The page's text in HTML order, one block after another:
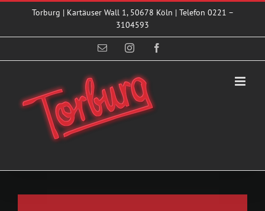
Zum
Torburg | Kartäuser Wall 1, 50678 Köln | Telefon 0221 –
3104593
E-
Instagram